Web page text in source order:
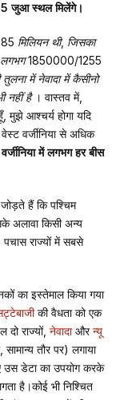
जुआ स्थल मिलेंगे।
मिलियन थी, जिसका
लगभग 1850000/1255
में नेवादा में कैसीनो
नहीं है। वास्तव में,
मुझे आश्चर्य होगा यदि
वर्जीनिया से अधिक
में लगभग हर बीस
हैं कि पश्चिम
अलावा किसी अन्य
पचास राज्यों में सबसे
का इस्तेमाल किया गया
की वैधता को एक
राज्यों, नेवादाऔरन्यू
तौर पर) लगाया
उस डेटा का उपयोग करके
है।कोई भी निश्चित